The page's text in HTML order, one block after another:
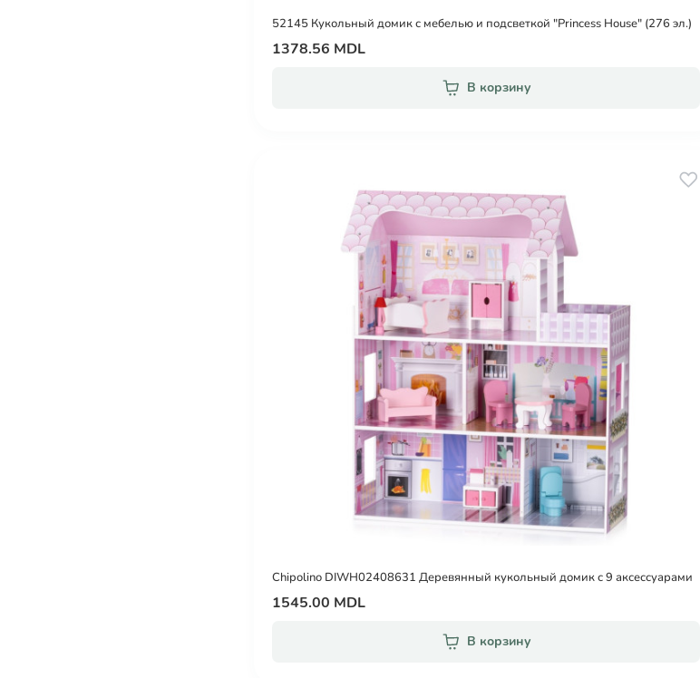
52145 Кукольный домик с мебелью и подсветкой "Princess House" (276 эл.)
1378.56 MDL
В корзину
Chipolino DIWH02408631 Деревянный кукольный домик с 9 аксессуарами
1545.00 MDL
В корзину